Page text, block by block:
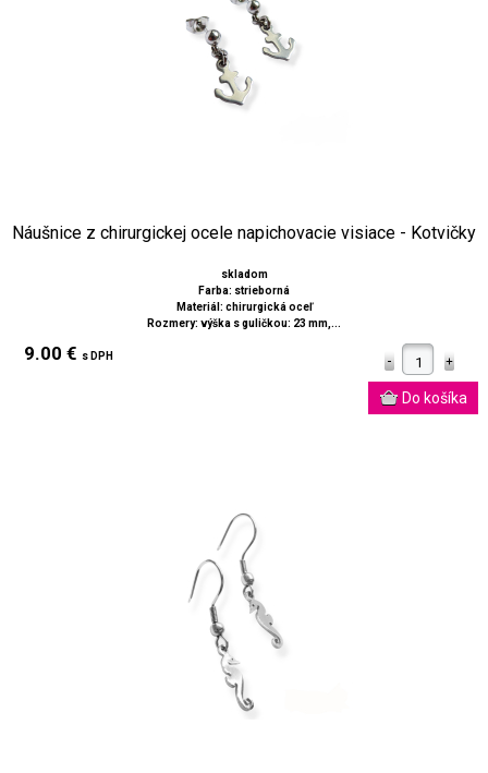
Náušnice z chirurgickej ocele napichovacie visiace - Kotvičky
skladom
Farba: strieborná
Materiál: chirurgická oceľ
Rozmery: výška s guličkou: 23 mm,...
9.00 € s DPH